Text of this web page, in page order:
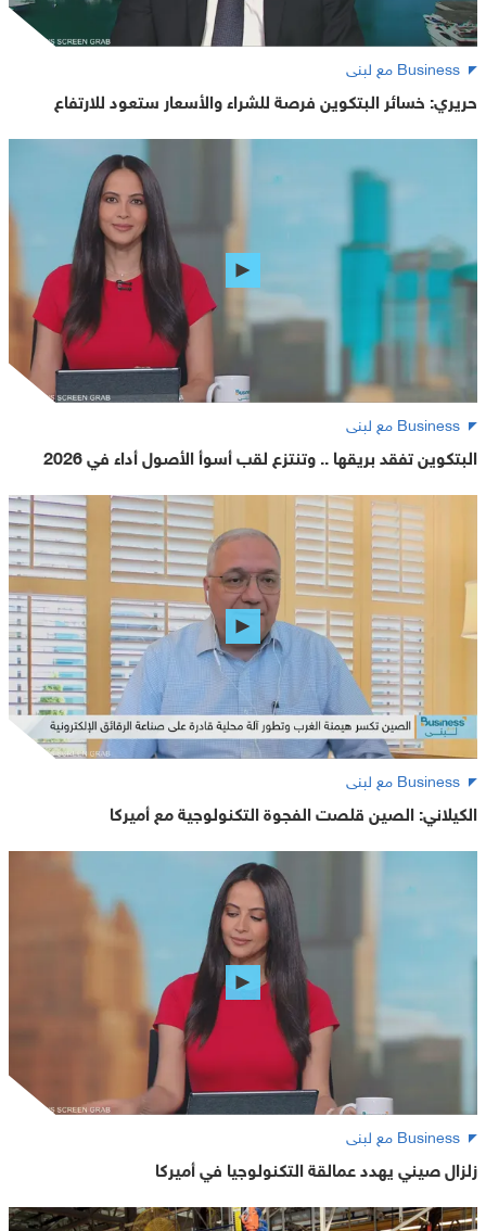
Business مع لبنى
حريري: خسائر البتكوين فرصة للشراء والأسعار ستعود للارتفاع
Business مع لبنى
البتكوين تفقد بريقها .. وتنتزع لقب أسوأ الأصول أداء في 2026
Business مع لبنى
الكيلاني: الصين قلصت الفجوة التكنولوجية مع أميركا
Business مع لبنى
زلزال صيني يهدد عمالقة التكنولوجيا في أميركا